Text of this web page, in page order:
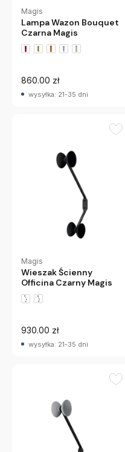
Magis
Lampa Wazon Bouquet
Czarna Magis
860.00 zł
wysyłka: 21-35 dni
Magis
Wieszak Ścienny
Officina Czarny Magis
930.00 zł
wysyłka: 21-35 dni